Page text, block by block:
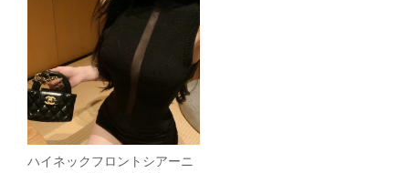
ハイネックフロントシアーニ